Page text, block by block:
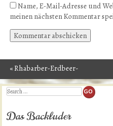
Name, E-Mail-Adresse und
meinen nächsten Kommentar
Post navigation
«Rhabarber-Erdbeer-
Kompott
Search
Das Backluder